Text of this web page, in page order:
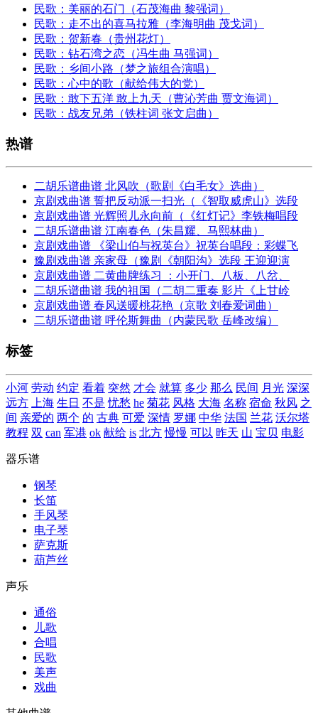
民歌：美丽的石门（石茂海曲 黎强词）
民歌：走不出的喜马拉雅（李海明曲 茂戈词）
民歌：贺新春（贵州花灯）
民歌：钻石湾之恋（冯生曲 马强词）
民歌：乡间小路（梦之旅组合演唱）
民歌：心中的歌（献给伟大的党）
民歌：敢下五洋 敢上九天（曹沁芳曲 贾文海词）
民歌：战友兄弟（铁柱词 张文启曲）
热谱
二胡乐谱曲谱 北风吹（歌剧《白毛女》选曲）
京剧戏曲谱 誓把反动派一扫光（《智取威虎山》选段
京剧戏曲谱 光辉照儿永向前（《红灯记》李铁梅唱段
二胡乐谱曲谱 江南春色（朱昌耀、马熙林曲）
京剧戏曲谱 《梁山伯与祝英台》祝英台唱段：彩蝶飞
豫剧戏曲谱 亲家母（豫剧《朝阳沟》选段 王迎迎演
京剧戏曲谱 二黄曲牌练习 ：小开门、八板、八岔、
二胡乐谱曲谱 我的祖国（二胡二重奏 影片《上甘岭
京剧戏曲谱 春风送暖桃花艳（京歌 刘春爱词曲）
二胡乐谱曲谱 呼伦斯舞曲（内蒙民歌 岳峰改编）
标签
小河 劳动 约定 看着 突然 才会 就算 多少 那么 民间 月光 深深
远方
上海 生日 不是 忧愁 he 菊花 风格 大海 名称 宿命 秋风 之
间 亲爱的 两个 的 古典 可爱 深情 罗娜 中华 法国 兰花 沃尔塔
教程 双 can 军港 ok 献给 is 北方 慢慢 可以 昨天 山 宝贝 电影
器乐谱
钢琴
长笛
手风琴
电子琴
萨克斯
葫芦丝
声乐
通俗
儿歌
合唱
民歌
美声
戏曲